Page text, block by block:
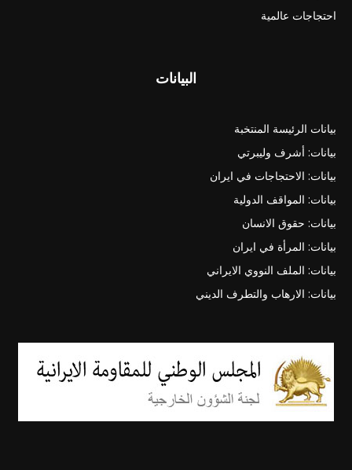
احتجاجات عالمية
البيانات
بيانات الرئيسة المنتخبة
بيانات: أشرف وليبرتي
بيانات: الاحتجاجات في ايران
بيانات: المواقف الدولية
بيانات: حقوق الانسان
بيانات: المرأة في ايران
بيانات: الملف النووي الايراني
بيانات: الارهاب والتطرف الديني